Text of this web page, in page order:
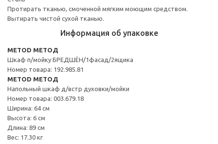
Протирать тканью, смоченной мягким моющим средством.
Вытирать чистой сухой тканью.
Информация об упаковке
METOD МЕТОД
Шкаф п/мойку БРЕДШЁН/1фасад/2ящика
Номер товара: 192.985.81
METOD МЕТОД
Напольный шкаф д/встр духовки/мойки
Номер товара: 003.679.18
Ширина: 64 см
Высота: 6 см
Длина: 89 см
Вес: 17.30 кг